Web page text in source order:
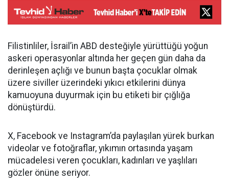
Filistinliler, İsrail’in ABD desteğiyle yürüttüğü yoğun
askeri operasyonlar altında her geçen gün daha da
derinleşen açlığı ve bunun başta çocuklar olmak
üzere siviller üzerindeki yıkıcı etkilerini dünya
kamuoyuna duyurmak için bu etiketi bir çığlığa
dönüştürdü.
X, Facebook ve Instagram’da paylaşılan yürek burkan
videolar ve fotoğraflar, yıkımın ortasında yaşam
mücadelesi veren çocukları, kadınları ve yaşlıları
gözler önüne seriyor.